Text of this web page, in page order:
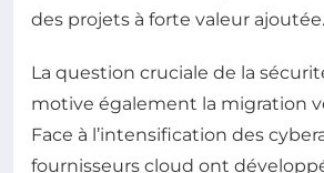
des projets à forte valeur ajoutée.
La question cruciale de la
motive également la migration
Face à l’intensification des
fournisseurs cloud ont